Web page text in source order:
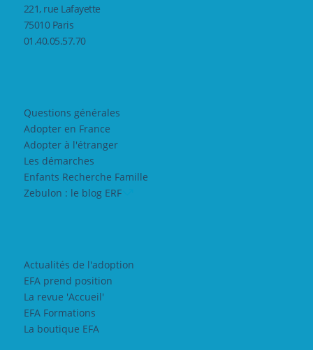
221, rue Lafayette
75010 Paris
01.40.05.57.70
Questions générales
Adopter en France
Adopter à l'étranger
Les démarches
Enfants Recherche Famille
Zebulon : le blog ERF
Actualités de l'adoption
EFA prend position
La revue 'Accueil'
EFA Formations
La boutique EFA